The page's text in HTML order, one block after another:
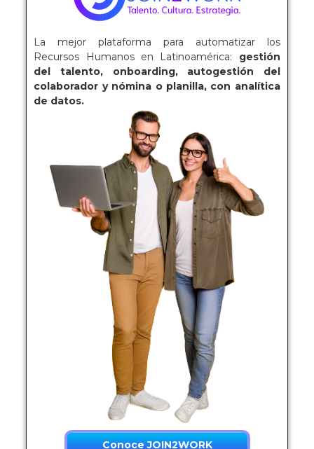
La mejor plataforma para automatizar los
Recursos Humanos en Latinoamérica: gestión
del talento, onboarding, autogestión del
colaborador y nómina o planilla, con analítica
de datos.
Conoce JOIN2WORK